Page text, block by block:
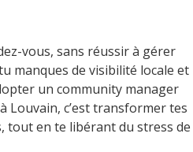
vous, sans réussir à gérer
manques de visibilité locale et
un community manager
Louvain, c’est transformer tes
tout en te libérant du stress de